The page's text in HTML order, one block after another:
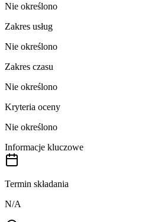
Nie określono
Zakres usług
Nie określono
Zakres czasu
Nie określono
Kryteria oceny
Nie określono
Informacje kluczowe
Termin składania
N/A